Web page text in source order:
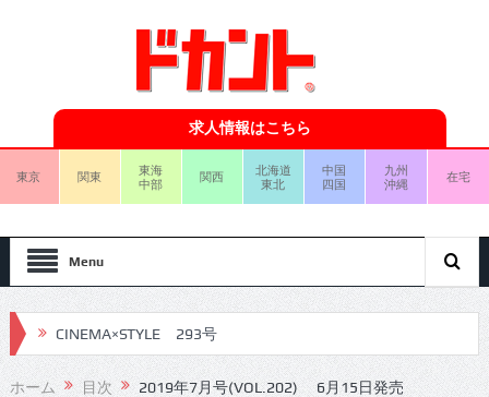
求人情報はこちら
東京 関東
東海
中部
関西
北海道
東北
中国
四国
九州
沖縄
在宅
Menu
CINEMA×STYLE 293号
CINEMA×STYLE 292号
ホーム 目次 2019年7月号(VOL.202) 6月15日発売